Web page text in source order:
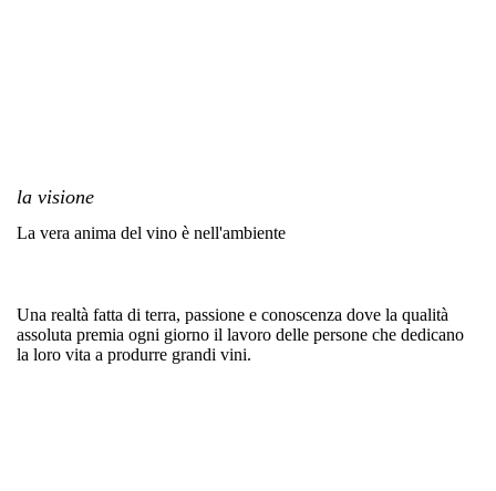
la visione
La vera anima del vino è nell'ambiente
Una realtà fatta di terra, passione e conoscenza dove la qualità
assoluta premia ogni giorno il lavoro delle persone che dedicano
la loro vita a produrre grandi vini.